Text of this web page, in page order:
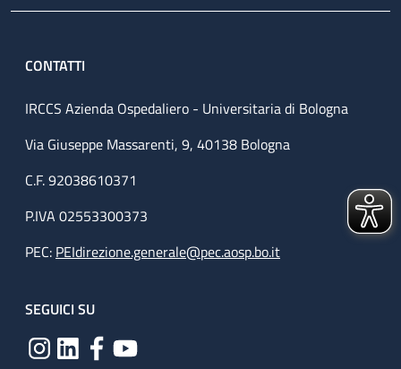
CONTATTI
IRCCS Azienda Ospedaliero - Universitaria di Bologna
Via Giuseppe Massarenti, 9, 40138 Bologna
C.F. 92038610371
P.IVA 02553300373
PEC: PEIdirezione.generale@pec.aosp.bo.it
SEGUICI SU